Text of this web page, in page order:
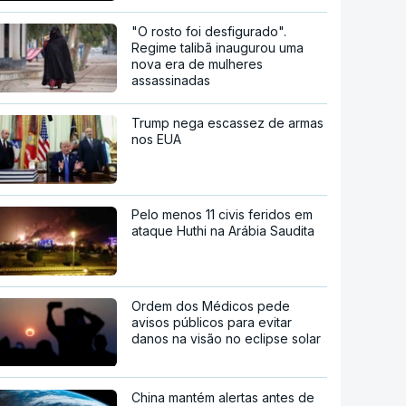
"O rosto foi desfigurado".
Regime talibã inaugurou uma
nova era de mulheres
assassinadas
Trump nega escassez de armas
nos EUA
Pelo menos 11 civis feridos em
ataque Huthi na Arábia Saudita
Ordem dos Médicos pede
avisos públicos para evitar
danos na visão no eclipse solar
China mantém alertas antes de